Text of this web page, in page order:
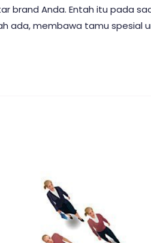
brand Anda. Entah itu pada
ada, membawa tamu spesial